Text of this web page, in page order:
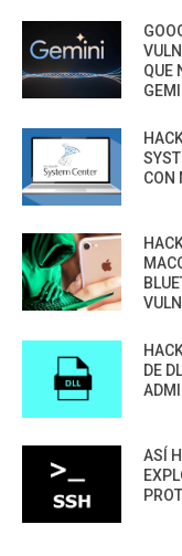
QUE
CON
DE
ASÍ